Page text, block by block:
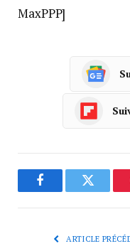
MaxPPP]
FacebookTwitter
ARTICLE